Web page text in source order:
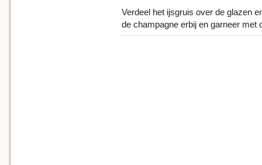
Verdeel het ijsgruis over de glazen
de champagne erbij en garneer met